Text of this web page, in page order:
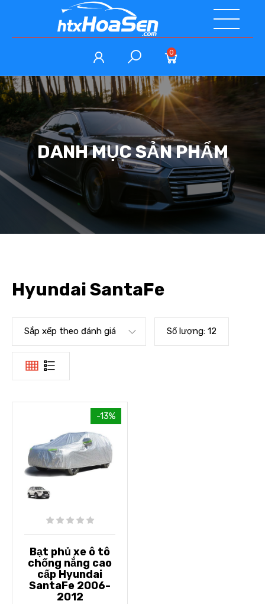
0
DANH MỤC SẢN PHẨM
Hyundai SantaFe
Sắp xếp theo đánh giá Số lượng: 12
-13%
Bạt phủ xe ô tô
chống nắng cao
cấp Hyundai
SantaFe 2006-
2012